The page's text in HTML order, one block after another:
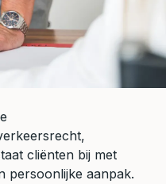
cliënten bij met
persoonlijke aanpak.